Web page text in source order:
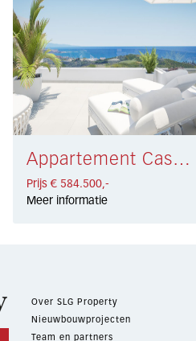
Appartement Casares € 584.500,-
Prijs € 584.500,-
Meer informatie
Over SLG Property
Nieuwbouwprojecten
Team en partners